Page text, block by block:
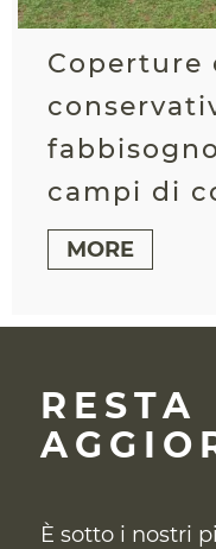
Coperture
campi di
MORE
RESTA
È sotto i nostri